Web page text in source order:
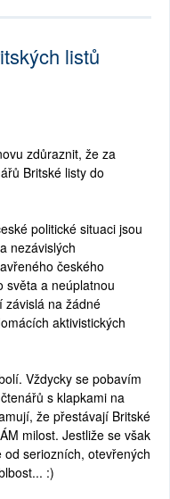
listů
zdůraznit, že za
Britské listy do
politické situaci jsou
nezávislých
českého
světa a neúplatnou
závislá na žádné
aktivistických
Vždycky se pobavím
s klapkami na
že přestávají Britské
milost. Jestliže se však
seriozních, otevřených
:)